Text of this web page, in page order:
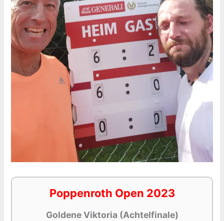
Poppenroth Open 2023
Goldene Viktoria (Achtelfinale)